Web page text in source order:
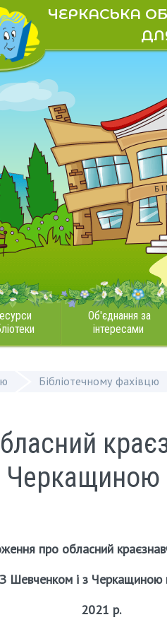
ЧЕРКАСЬКА
Об'єднання за
інтересами
Бібліотечному фахівцю
про обласний
З Шевченком і з Черкащиною
2021 р.